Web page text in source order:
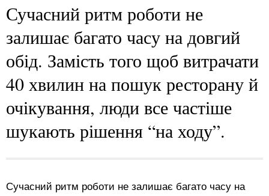
Сучасний ритм роботи не
залишає багато часу на довгий
обід. Замість того щоб витрачати
40 хвилин на пошук ресторану й
очікування, люди все частіше
шукають рішення “на ходу”.
Сучасний ритм роботи не залишає багато часу на